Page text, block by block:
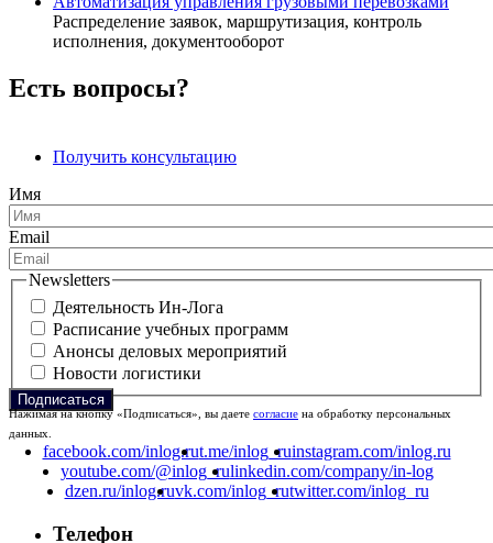
Распределение заявок, маршрутизация, контроль
исполнения, документооборот
Есть вопросы?
Получить консультацию
Имя
Email
Newsletters
Деятельность Ин-Лога
Расписание учебных программ
Анонсы деловых мероприятий
Новости логистики
Нажимая на кнопку «Подписаться», вы даете согласие на обработку персональных
данных.
facebook.com/inlog.rut.me/inlog_ruinstagram.com/inlog.ru
youtube.com/@inlog_rulinkedin.com/company/in-log
dzen.ru/inlog.ruvk.com/inlog_rutwitter.com/inlog_ru
Телефон